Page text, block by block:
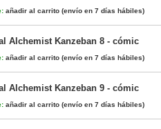
añadir al carrito (envío en 7 días hábiles)
Alchemist Kanzeban 8 - cómic
añadir al carrito (envío en 7 días hábiles)
Alchemist Kanzeban 9 - cómic
añadir al carrito (envío en 7 días hábiles)